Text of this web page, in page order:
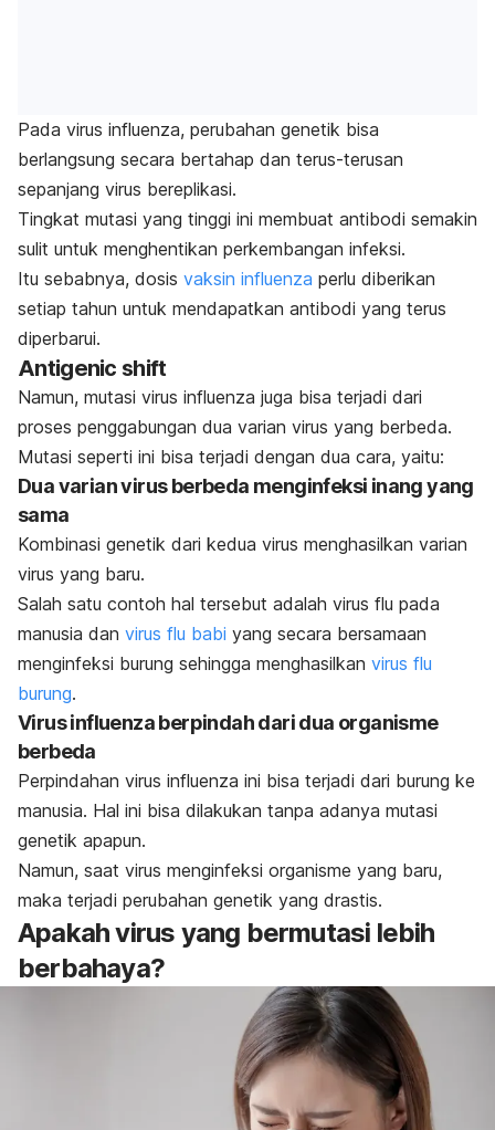
Pada virus influenza, perubahan genetik bisa
berlangsung secara bertahap dan terus-terusan
sepanjang virus bereplikasi.
Tingkat mutasi yang tinggi ini membuat antibodi semakin
sulit untuk menghentikan perkembangan infeksi.
Itu sebabnya, dosis vaksin influenza perlu diberikan
setiap tahun untuk mendapatkan antibodi yang terus
diperbarui.
Antigenic shift
Namun, mutasi virus influenza juga bisa terjadi dari
proses penggabungan dua varian virus yang berbeda.
Mutasi seperti ini bisa terjadi dengan dua cara, yaitu:
Dua varian virus berbeda menginfeksi inang yang
sama
Kombinasi genetik dari kedua virus menghasilkan varian
virus yang baru.
Salah satu contoh hal tersebut adalah virus flu pada
manusia dan virus flu babi yang secara bersamaan
menginfeksi burung sehingga menghasilkan virus flu
burung.
Virus influenza berpindah dari dua organisme
berbeda
Perpindahan virus influenza ini bisa terjadi dari burung ke
manusia. Hal ini bisa dilakukan tanpa adanya mutasi
genetik apapun.
Namun, saat virus menginfeksi organisme yang baru,
maka terjadi perubahan genetik yang drastis.
Apakah virus yang bermutasi lebih
berbahaya?